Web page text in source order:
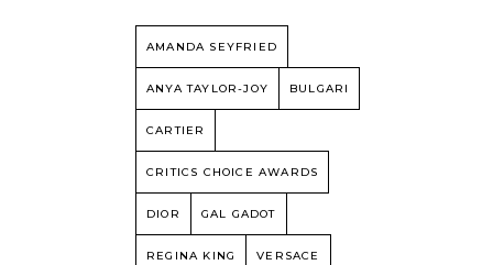
AMANDA SEYFRIED
ANYA TAYLOR-JOY BULGARI
CARTIER
CRITICS CHOICE AWARDS
DIOR GAL GADOT
REGINA KING VERSACE